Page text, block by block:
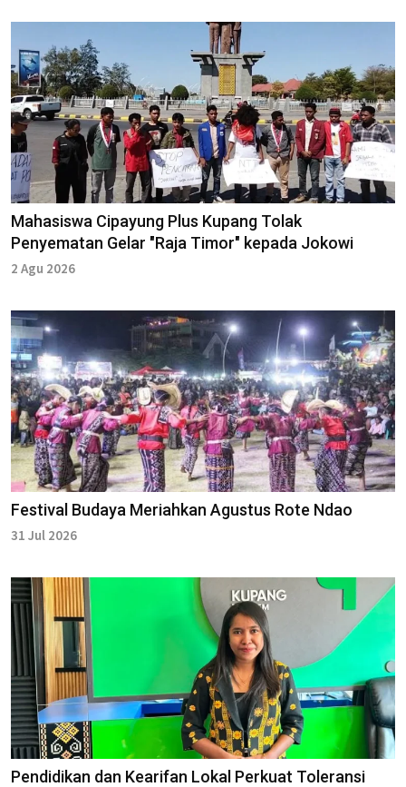
Mahasiswa Cipayung Plus Kupang Tolak
Penyematan Gelar "Raja Timor" kepada Jokowi
2 Agu 2026
Festival Budaya Meriahkan Agustus Rote Ndao
31 Jul 2026
Pendidikan dan Kearifan Lokal Perkuat Toleransi